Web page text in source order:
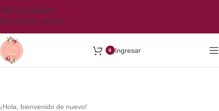
Skip to navigation
Skip to main content
0 Ingresar
¡Hola, bienvenido de nuevo!